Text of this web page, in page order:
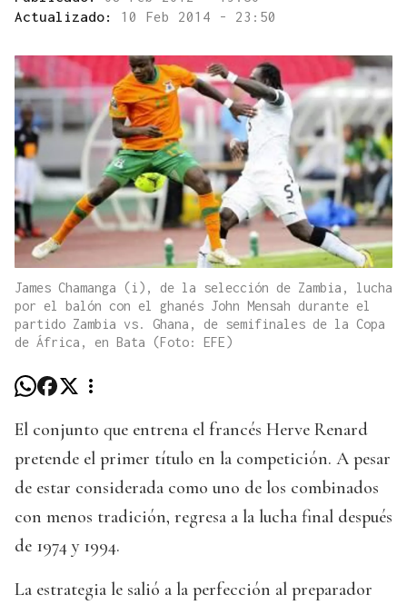
Actualizado: 10 Feb 2014 - 23:50
James Chamanga (i), de la selección de Zambia, lucha
por el balón con el ghanés John Mensah durante el
partido Zambia vs. Ghana, de semifinales de la Copa
de África, en Bata (Foto: EFE)
El conjunto que entrena el francés Herve Renard
pretende el primer título en la competición. A pesar
de estar considerada como uno de los combinados
con menos tradición, regresa a la lucha final después
de 1974 y 1994.
La estrategia le salió a la perfección al preparador